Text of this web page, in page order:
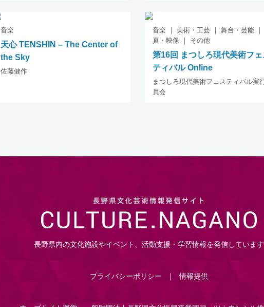
音楽
天心 TENSHIN – The Center of
the Sky
佐藤健作
音楽 ｜ 美術・工芸 ｜ 舞台・芸能
真・映像 ｜ その他
第16回 まつしろ現代美術フェ
ティバル Online
まつしろ現代美術フェスティバル実
員会
長野県内の文化施設やイベント、活動支援・学習情報を発信しています
プライバシーポリシー 情報提供